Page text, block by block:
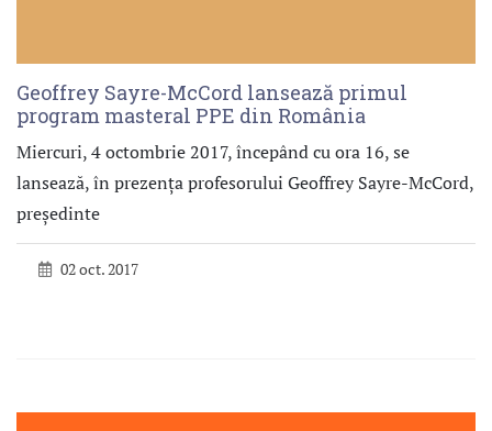
Geoffrey Sayre-McCord lansează primul
program masteral PPE din România
Miercuri, 4 octombrie 2017, începând cu ora 16, se
lansează, în prezența profesorului Geoffrey Sayre-McCord,
președinte
02 oct. 2017